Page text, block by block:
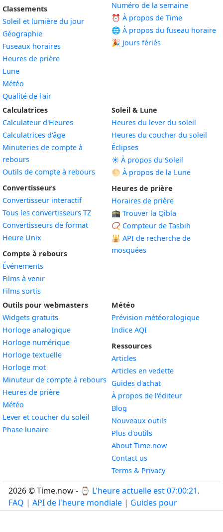
Classements
Soleil et lumière du jour
Géographie
Fuseaux horaires
Heures de prière
Lune
Météo
Qualité de l'air
Numéro de la semaine
⏰ À propos de Time
🌐 À propos du fuseau horaire
🎉 Jours fériés
Calculatrices
Calculateur d'Heures
Calculatrices d'âge
Minuteries de compte à
rebours
Outils de compte à rebours
Convertisseurs
Convertisseur interactif
Tous les convertisseurs TZ
Convertisseurs de format
Heure Unix
Compte à rebours
Événements
Films à venir
Films sortis
Soleil & Lune
Heures du lever du soleil
Heures du coucher du soleil
Éclipses
☀️ À propos du Soleil
🌕 À propos de la Lune
Heures de prière
Horaires de prière
🕋 Trouver la Qibla
📿 Compteur de Tasbih
🕌 API de recherche de
mosquées
Outils pour webmasters
Widgets gratuits
Horloge analogiqueWidget
Horloge numériqueWidget
Horloge textuelleWidget
Horloge motWidget
Minuteur de compte à rebours Widget
Heures de prièreWidget
Météo
Lever et coucher du soleil
Phase lunaireWidget
Météo
Prévision météorologique
Indice AQI
Ressources
Articles
Articles en vedette
Guides d'achat
À propos de l'éditeur
Blog
Nouveaux outils
Plus d'outils
About Time.now
Contact us
Terms & Privacy
2026 © Time.now - ⌚ L'heure actuelle est 07:00:22.
FAQ | API de l'heure mondiale | Guides pour